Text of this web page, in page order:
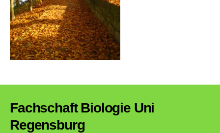
Fachschaft Biologie Uni
Regensburg